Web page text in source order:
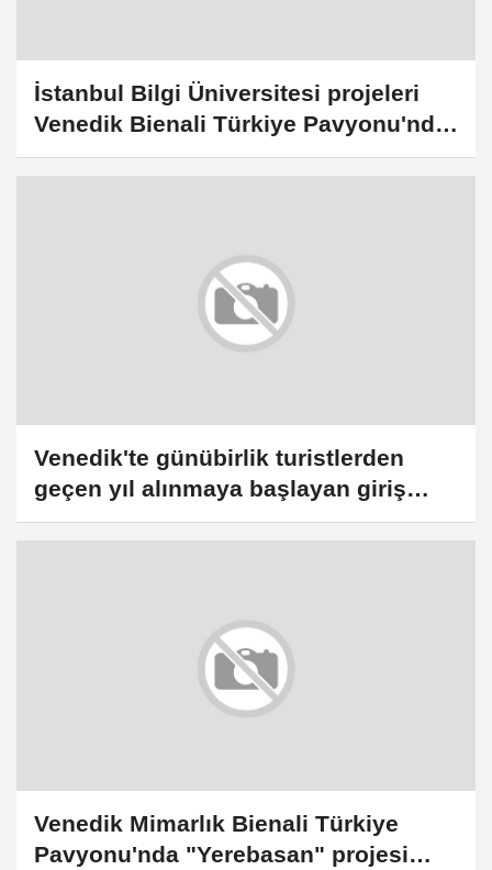
İstanbul Bilgi Üniversitesi projeleri
Venedik Bienali Türkiye Pavyonu'nda
sergileniyor
Venedik'te günübirlik turistlerden
geçen yıl alınmaya başlayan giriş
ücreti bu yıl da devam edecek
Venedik Mimarlık Bienali Türkiye
Pavyonu'nda "Yerebasan" projesi